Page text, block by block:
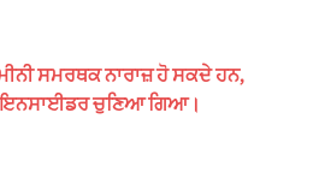
ਸਮਰਥਕ ਨਾਰਾਜ਼ ਹੋ ਸਕਦੇ ਹਨ,
ਇਨਸਾਈਡਰ ਚੁਣਿਆ ਗਿਆ।